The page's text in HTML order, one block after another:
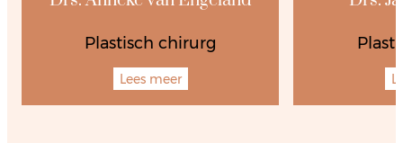
Plastisch chirurg
Lees meer